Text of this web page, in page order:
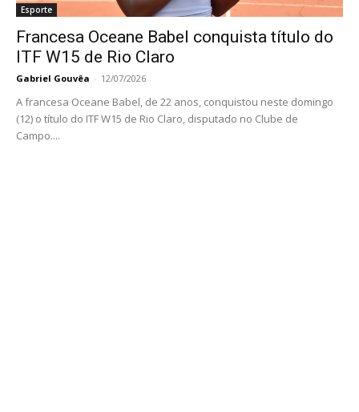
Esporte
Francesa Oceane Babel conquista título do
ITF W15 de Rio Claro
Gabriel Gouvêa - 12/07/2026
A francesa Oceane Babel, de 22 anos, conquistou neste domingo
(12) o título do ITF W15 de Rio Claro, disputado no Clube de
Campo....